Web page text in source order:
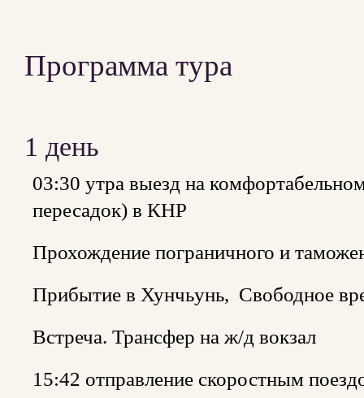
Программа тура
1 день
03:30 утра выезд на
пересадок) в КНР
Прохождение пограничного и
Прибытие в Хунчьунь, Свободное
Встреча. Трансфер на ж/д вокзал
15:42 отправление скоростным